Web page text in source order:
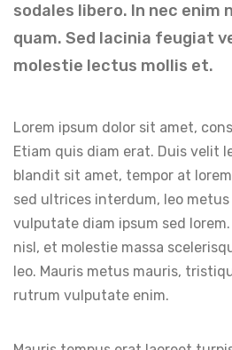
sodales libero. In nec enim
quam. Sed lacinia feugiat
molestie lectus mollis et.
Lorem ipsum dolor sit amet,
Etiam quis diam erat. Duis velit
blandit sit amet, tempor at
sed ultrices interdum, leo
vulputate diam ipsum sed
nisl, et molestie massa
leo. Mauris metus mauris,
rutrum vulputate enim.